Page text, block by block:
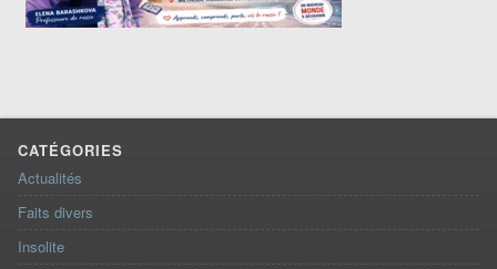
CATÉGORIES
Actualités
Faits divers
Insolite